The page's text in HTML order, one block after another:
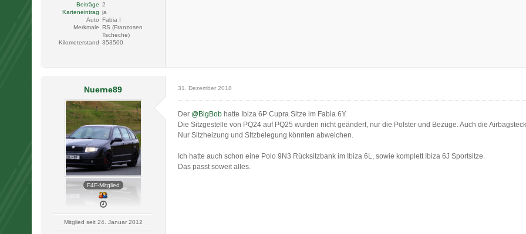
Beiträge 2
Karteneintrag ja
Auto Fabia I
Merkmale RS (Franzosen
Tscheche)
Kilometerstand 353500
Nuerne89
F4F-Mitglied
Mitglied seit 24. Januar 2012
31. Dezember 2018
Der @BigBobhatte Ibiza 6P Cupra Sitze im Fabia 6Y.
Die Sitzgestelle von PQ24 auf PQ25 wurden nicht geändert, nur die Polster und Bezüge. Auch die
Nur Sitzheizung und SItzbelegung könnten abweichen.
Ich hatte auch schon eine Polo 9N3 Rücksitzbank im Ibiza 6L, sowie komplett Ibiza 6J Sportsitze.
Das passt soweit alles.